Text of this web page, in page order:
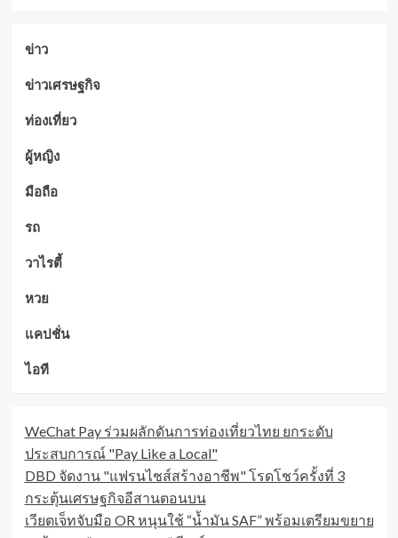
ข่าว
ข่าวเศรษฐกิจ
ท่องเที่ยว
ผู้หญิง
มือถือ
รถ
วาไรตี้
หวย
แคปชั่น
ไอที
WeChat Pay ร่วมผลักดันการท่องเที่ยวไทย ยกระดับ
ประสบการณ์ "Pay Like a Local"
DBD จัดงาน "แฟรนไชส์สร้างอาชีพ" โรดโชว์ครั้งที่ 3
กระตุ้นเศรษฐกิจอีสานตอนบน
เวียตเจ็ทจับมือ OR หนุนใช้ “น้ำมัน SAF” พร้อมเตรียมขยาย